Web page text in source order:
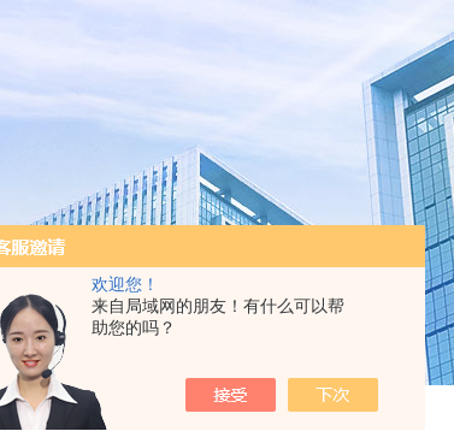
欢迎您！
来自局域网的朋友！有什么可以帮
助您的吗？